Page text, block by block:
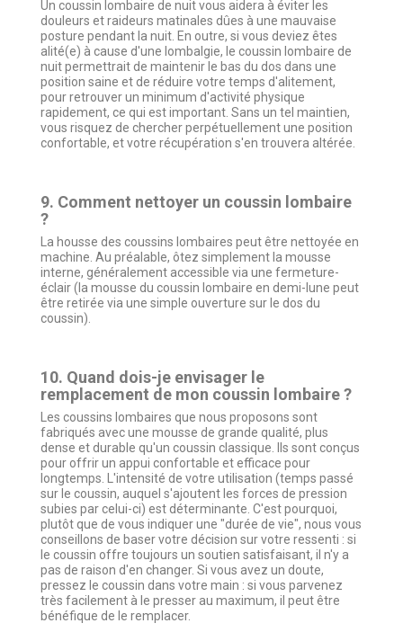
Un coussin lombaire de nuit vous aidera à éviter les
douleurs et raideurs matinales dûes à une mauvaise
posture pendant la nuit. En outre, si vous deviez êtes
alité(e) à cause d'une lombalgie, le coussin lombaire de
nuit permettrait de maintenir le bas du dos dans une
position saine et de réduire votre temps d'alitement,
pour retrouver un minimum d'activité physique
rapidement, ce qui est important. Sans un tel maintien,
vous risquez de chercher perpétuellement une position
confortable, et votre récupération s'en trouvera altérée.
9. Comment nettoyer un coussin lombaire
?
La housse des coussins lombaires peut être nettoyée en
machine. Au préalable, ôtez simplement la mousse
interne, généralement accessible via une fermeture-
éclair (la mousse du coussin lombaire en demi-lune peut
être retirée via une simple ouverture sur le dos du
coussin).
10. Quand dois-je envisager le
remplacement de mon coussin lombaire ?
Les coussins lombaires que nous proposons sont
fabriqués avec une mousse de grande qualité, plus
dense et durable qu'un coussin classique. Ils sont conçus
pour offrir un appui confortable et efficace pour
longtemps. L'intensité de votre utilisation (temps passé
sur le coussin, auquel s'ajoutent les forces de pression
subies par celui-ci) est déterminante. C'est pourquoi,
plutôt que de vous indiquer une "durée de vie", nous vous
conseillons de baser votre décision sur votre ressenti : si
le coussin offre toujours un soutien satisfaisant, il n'y a
pas de raison d'en changer. Si vous avez un doute,
pressez le coussin dans votre main : si vous parvenez
très facilement à le presser au maximum, il peut être
bénéfique de le remplacer.